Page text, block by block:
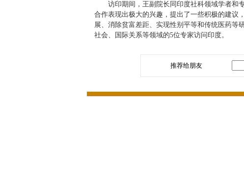
访印期间，王副院长同印度社科领域学者和专
合作表现出极大的兴趣，提出了一些积极的建议
展、消除贫富差距、实现性别平等和传统医药等
社会、国际关系等领域的5位专家访问印度。
推荐给朋友